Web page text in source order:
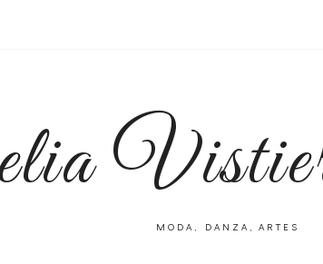
MODA, DANZA, ARTES